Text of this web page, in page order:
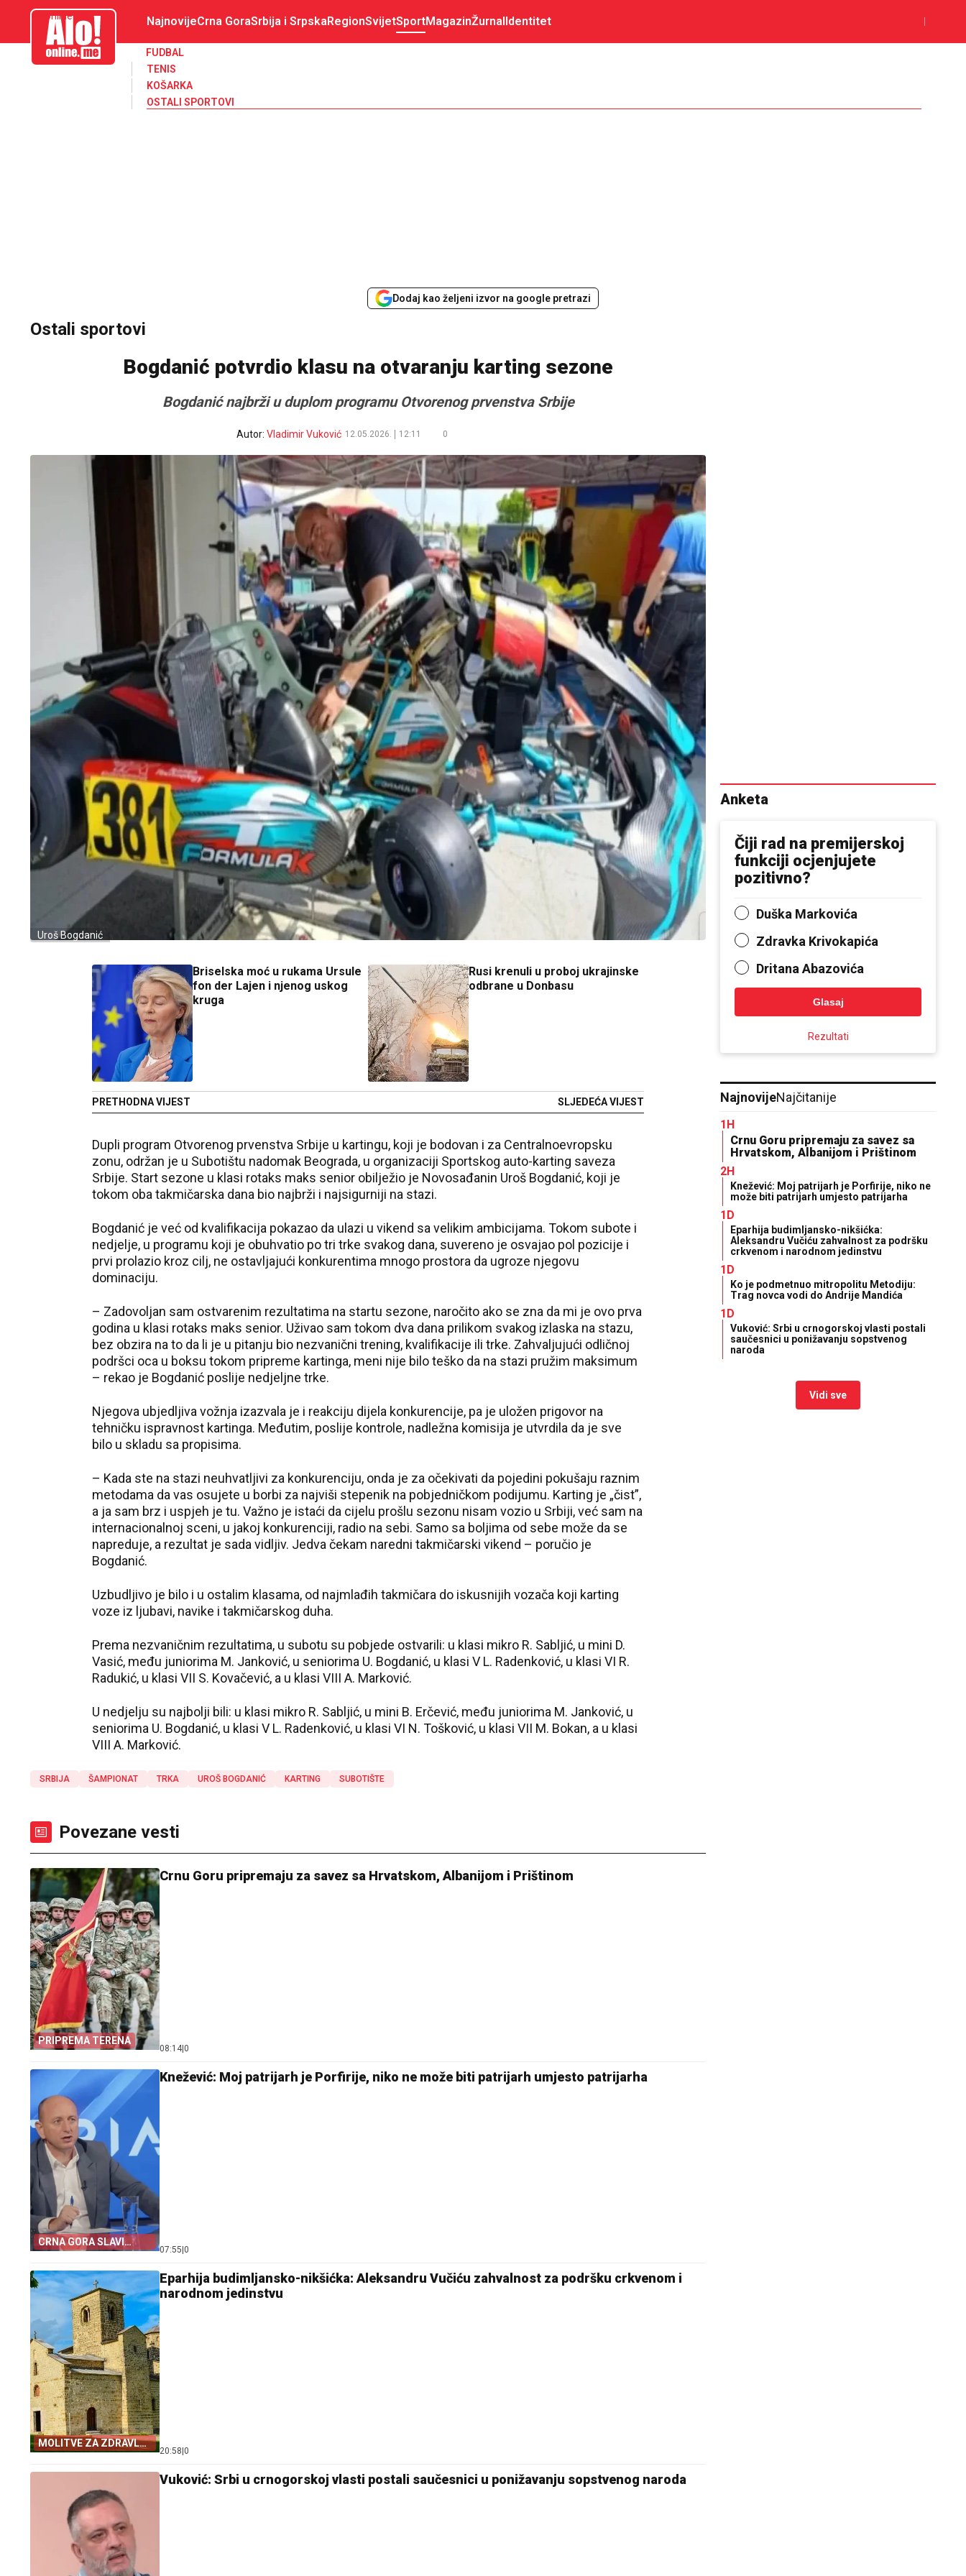
aloonline.me NajnovijeCrna GoraSrbija i SrpskaRegionSvijetSportMagazinŽurnalIdentitet
FUDBAL
TENIS
KOŠARKA
OSTALI SPORTOVI
Dodaj kao željeni izvor na google pretrazi
Ostali sportovi
Bogdanić potvrdio klasu na otvaranju karting sezone
Bogdanić najbrži u duplom programu Otvorenog prvenstva Srbije
Autor: Vladimir Vuković 12.05.2026. 12:11 0
Uroš Bogdanić
Briselska moć u rukama Ursule
fon der Lajen i njenog uskog
kruga
PRETHODNA VIJEST
Rusi krenuli u proboj ukrajinske
odbrane u Donbasu
SLJEDEĆA VIJEST
Dupli program Otvorenog prvenstva Srbije u kartingu, koji je bodovan i za Centralnoevropsku
zonu, održan je u Subotištu nadomak Beograda, u organizaciji Sportskog auto-karting saveza
Srbije. Start sezone u klasi rotaks maks senior obilježio je Novosađanin Uroš Bogdanić, koji je
tokom oba takmičarska dana bio najbrži i najsigurniji na stazi.
Bogdanić je već od kvalifikacija pokazao da ulazi u vikend sa velikim ambicijama. Tokom subote i
nedjelje, u programu koji je obuhvatio po tri trke svakog dana, suvereno je osvajao pol pozicije i
prvi prolazio kroz cilj, ne ostavljajući konkurentima mnogo prostora da ugroze njegovu
dominaciju.
– Zadovoljan sam ostvarenim rezultatima na startu sezone, naročito ako se zna da mi je ovo prva
godina u klasi rotaks maks senior. Uživao sam tokom dva dana prilikom svakog izlaska na stazu,
bez obzira na to da li je u pitanju bio nezvanični trening, kvalifikacije ili trke. Zahvaljujući odličnoj
podršci oca u boksu tokom pripreme kartinga, meni nije bilo teško da na stazi pružim maksimum
– rekao je Bogdanić poslije nedjeljne trke.
Njegova ubjedljiva vožnja izazvala je i reakciju dijela konkurencije, pa je uložen prigovor na
tehničku ispravnost kartinga. Međutim, poslije kontrole, nadležna komisija je utvrdila da je sve
bilo u skladu sa propisima.
– Kada ste na stazi neuhvatljivi za konkurenciju, onda je za očekivati da pojedini pokušaju raznim
metodama da vas osujete u borbi za najviši stepenik na pobjedničkom podijumu. Karting je „čist”,
a ja sam brz i uspjeh je tu. Važno je istaći da cijelu prošlu sezonu nisam vozio u Srbiji, već sam na
internacionalnoj sceni, u jakoj konkurenciji, radio na sebi. Samo sa boljima od sebe može da se
napreduje, a rezultat je sada vidljiv. Jedva čekam naredni takmičarski vikend – poručio je
Bogdanić.
Uzbudljivo je bilo i u ostalim klasama, od najmlađih takmičara do iskusnijih vozača koji karting
voze iz ljubavi, navike i takmičarskog duha.
Prema nezvaničnim rezultatima, u subotu su pobjede ostvarili: u klasi mikro R. Sabljić, u mini D.
Vasić, među juniorima M. Janković, u seniorima U. Bogdanić, u klasi V L. Radenković, u klasi VI R.
Radukić, u klasi VII S. Kovačević, a u klasi VIII A. Marković.
U nedjelju su najbolji bili: u klasi mikro R. Sabljić, u mini B. Erčević, među juniorima M. Janković, u
seniorima U. Bogdanić, u klasi V L. Radenković, u klasi VI N. Tošković, u klasi VII M. Bokan, a u klasi
VIII A. Marković.
SRBIJA ŠAMPIONAT TRKA UROŠ BOGDANIĆ KARTING SUBOTIŠTE
Povezane vesti
PRIPREMA TERENA
Crnu Goru pripremaju za savez sa Hrvatskom, Albanijom i Prištinom
08:14 0
CRNA GORA SLAVI
„OLUJU“
Knežević: Moj patrijarh je Porfirije, niko ne može biti patrijarh umjesto patrijarha
07:55 0
MOLITVE ZA ZDRAVLJE
I USPJEH
Eparhija budimljansko-nikšićka: Aleksandru Vučiću zahvalnost za podršku crkvenom i
narodnom jedinstvu
20:58 0
Vuković: Srbi u crnogorskoj vlasti postali saučesnici u ponižavanju sopstvenog naroda
Anketa
Čiji rad na premijerskoj
funkciji ocjenjujete
pozitivno?
Duška Markovića
Zdravka Krivokapića
Dritana Abazovića
Glasaj
Rezultati
NajnovijeNajčitanije
1H
Crnu Goru pripremaju za savez sa
Hrvatskom, Albanijom i Prištinom
2H
Knežević: Moj patrijarh je Porfirije, niko ne
može biti patrijarh umjesto patrijarha
1D
Eparhija budimljansko-nikšićka:
Aleksandru Vučiću zahvalnost za podršku
crkvenom i narodnom jedinstvu
1D
Ko je podmetnuo mitropolitu Metodiju:
Trag novca vodi do Andrije Mandića
1D
Vuković: Srbi u crnogorskoj vlasti postali
saučesnici u ponižavanju sopstvenog
naroda
Vidi sve